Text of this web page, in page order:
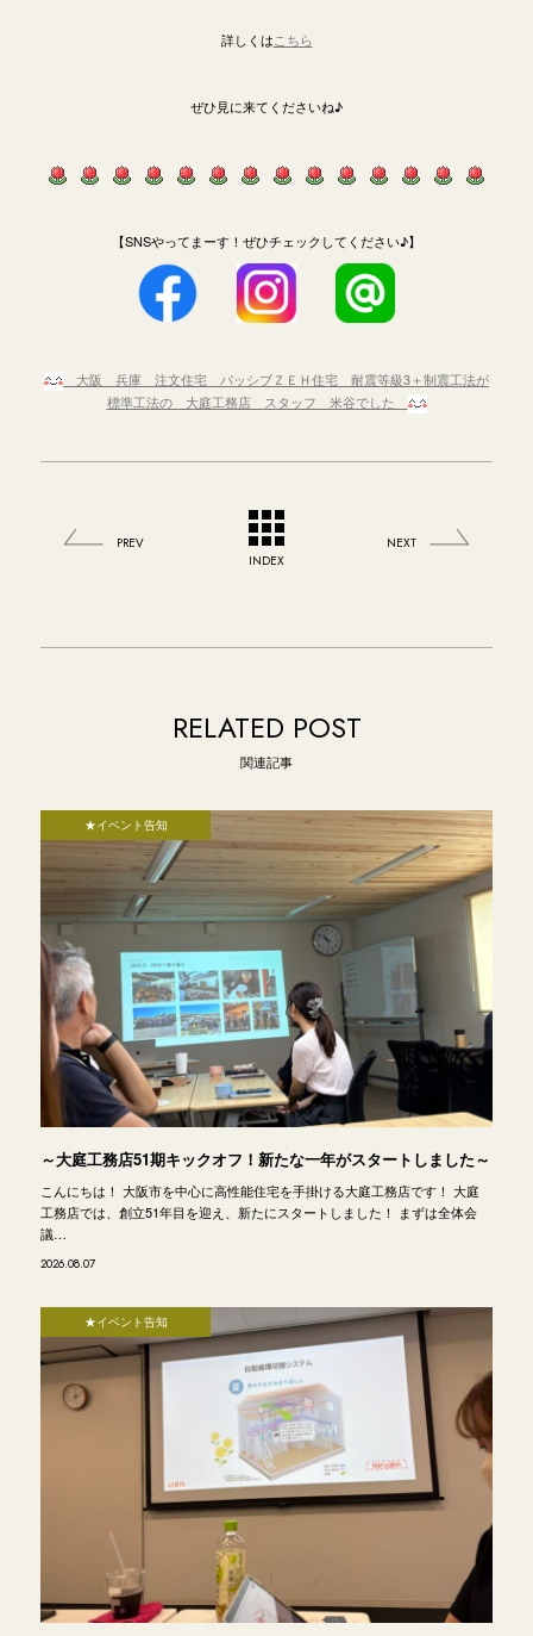
詳しくはこちら
ぜひ見に来てくださいね♪
【SNSやってまーす！ぜひチェックしてください♪】
大阪 兵庫 注文住宅 パッシブＺＥＨ住宅 耐震等級3＋制震工法が
標準工法の 大庭工務店 スタッフ 米谷でした
PREV
INDEX
NEXT
RELATED POST
関連記事
★イベント告知
～大庭工務店51期キックオフ！新たな一年がスタートしました～
こんにちは！ 大阪市を中心に高性能住宅を手掛ける大庭工務店です！ 大庭
工務店では、創立51年目を迎え、新たにスタートしました！ まずは全体会
議…
2026.08.07
★イベント告知